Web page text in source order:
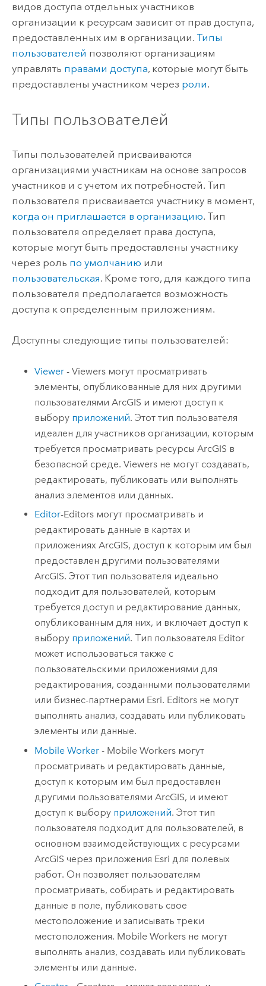
видов доступа отдельных участников
организации к ресурсам зависит от прав доступа,
предоставленных им в организации. Типы
пользователей позволяют организациям
управлять правами доступа, которые могут быть
предоставлены участником через роли.
Типы пользователей
Типы пользователей присваиваются
организациями участникам на основе запросов
участников и с учетом их потребностей. Тип
пользователя присваивается участнику в момент,
когда он приглашается в организацию.Тип
пользователя определяет права доступа,
которые могут быть предоставлены участнику
через роль по умолчанию или
пользовательская. Кроме того, для каждого типа
пользователя предполагается возможность
доступа к определенным приложениям.
Доступны следующие типы пользователей:
Viewer -Viewers могут просматривать
элементы, опубликованные для них другими
пользователями ArcGIS и имеют доступ к
выбору приложений. Этот тип пользователя
идеален для участников организации, которым
требуется просматривать ресурсы ArcGIS в
безопасной среде.Viewers не могут создавать,
редактировать, публиковать или выполнять
анализ элементов или данных.
Editor-Editors могут просматривать и
редактировать данные в картах и
приложениях ArcGIS, доступ к которым им был
предоставлен другими пользователями
ArcGIS. Этот тип пользователя идеально
подходит для пользователей, которым
требуется доступ и редактирование данных,
опубликованным для них, и включает доступ к
выбору приложений. Тип пользователя Editor
может использоваться также с
пользовательскими приложениями для
редактирования, созданными пользователями
или бизнес-партнерами Esri. Editors не могут
выполнять анализ, создавать или публиковать
элементы или данные.
Mobile Worker - Mobile Workers могут
просматривать и редактировать данные,
доступ к которым им был предоставлен
другими пользователями ArcGIS, и имеют
доступ к выбору приложений.Этот тип
пользователя подходит для пользователей, в
основном взаимодействующих с ресурсами
ArcGIS через приложения Esri для полевых
работ. Он позволяет пользователям
просматривать, собирать и редактировать
данные в поле, публиковать свое
местоположение и записывать треки
местоположения. Mobile Workers не могут
выполнять анализ, создавать или публиковать
элементы или данные.